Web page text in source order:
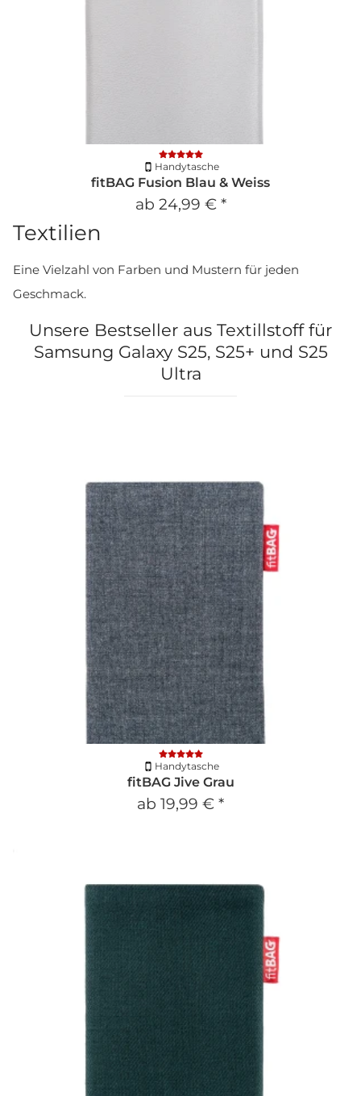
Handytasche
fitBAG Fusion Blau & Weiss
ab 24,99 € *
Textilien
Eine Vielzahl von Farben und Mustern für jeden
Geschmack.
Unsere Bestseller aus Textillstoff für
Samsung Galaxy S25, S25+ und S25
Ultra
Handytasche
fitBAG Jive Grau
ab 19,99 € *